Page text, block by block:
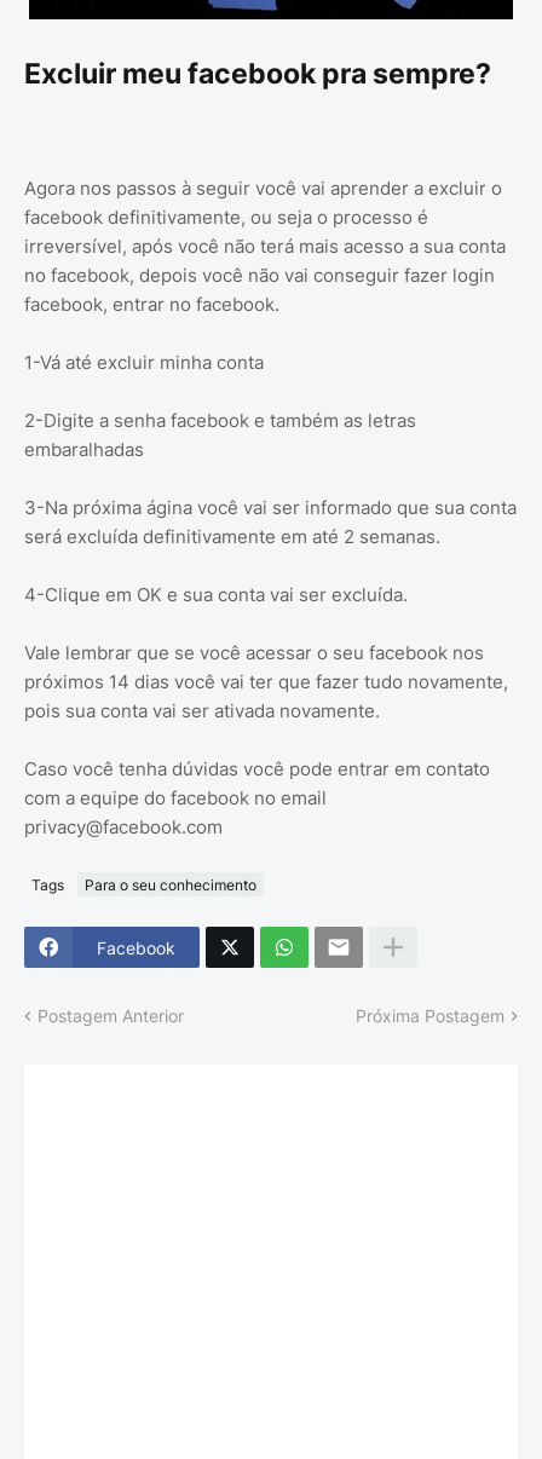
Excluir meu facebook pra sempre?
Agora nos passos à seguir você vai aprender a excluir o
facebook definitivamente, ou seja o processo é
irreversível, após você não terá mais acesso a sua conta
no facebook, depois você não vai conseguir fazer login
facebook, entrar no facebook.
1-Vá até excluir minha conta
2-Digite a senha facebook e também as letras
embaralhadas
3-Na próxima ágina você vai ser informado que sua conta
será excluída definitivamente em até 2 semanas.
4-Clique em OK e sua conta vai ser excluída.
Vale lembrar que se você acessar o seu facebook nos
próximos 14 dias você vai ter que fazer tudo novamente,
pois sua conta vai ser ativada novamente.
Caso você tenha dúvidas você pode entrar em contato
com a equipe do facebook no email
privacy@facebook.com
Tags Para o seu conhecimento
Facebook
Postagem Anterior Próxima Postagem